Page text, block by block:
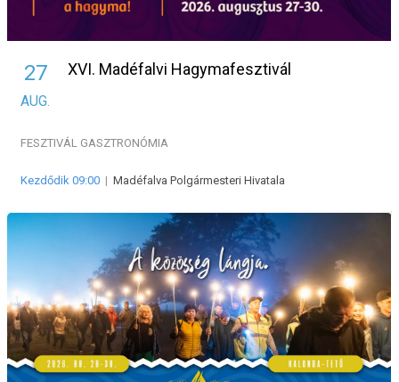
27
AUG.
XVI. Madéfalvi Hagymafesztivál
FESZTIVÁL GASZTRONÓMIA
Kezdődik 09:00 | Madéfalva Polgármesteri Hivatala